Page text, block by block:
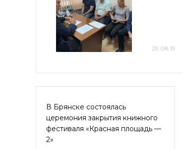
29.08.19
В Брянске состоялась
церемония закрытия книжного
фестиваля «Красная площадь —
2»